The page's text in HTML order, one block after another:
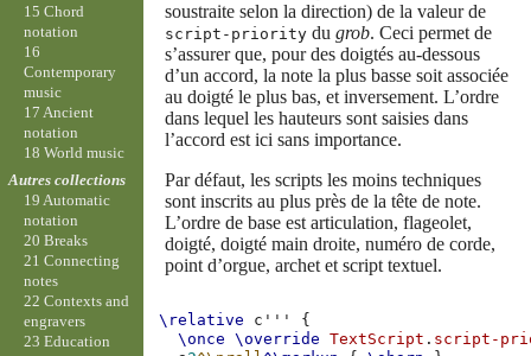
soustraite selon la direction) de la valeur de
script-prioritydu grob. Ceci permet de
s’assurer que, pour des doigtés au-dessous
d’un accord, la note la plus basse soit associée
au doigté le plus bas, et inversement. L’ordre
dans lequel les hauteurs sont saisies dans
l’accord est ici sans importance.
Par défaut, les scripts les moins techniques
sont inscrits au plus près de la tête de note.
L’ordre de base est articulation, flageolet,
doigté, doigté main droite, numéro de corde,
point d’orgue, archet et script textuel.
\relative c'''
{
\once
\override TextScript . script-
15 Chord
notation
16
Contemporary
music
17 Ancient
notation
18 World music
Autres collections
19 Automatic
notation
20 Breaks
21 Connecting
notes
22 Contexts and
engravers
23 Education